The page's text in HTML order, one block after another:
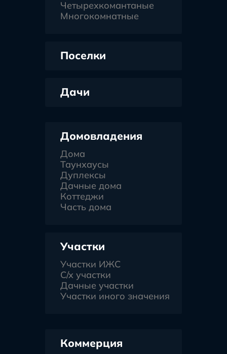
Четырехкомантаные
Многокомнатные
Поселки
Дачи
Домовладения
Дома
Таунхаусы
Дуплексы
Дачные дома
Коттеджи
Часть дома
Участки
Участки ИЖС
С/х участки
Дачные участки
Участки иного значения
Коммерция